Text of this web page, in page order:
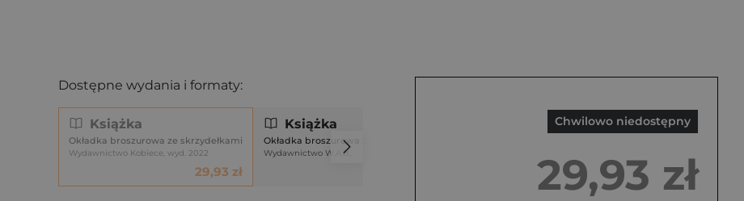
Chwilowo niedostępny
29,93 zł
Dostępne wydania i formaty:
Książka
Okładka broszurowa ze skrzydełkami
Wydawnictwo Kobiece, wyd. 2022
29,93 zł
Książka
Okładka broszurowa ze skrzydełkami
Wydawnictwo W.A.B.,